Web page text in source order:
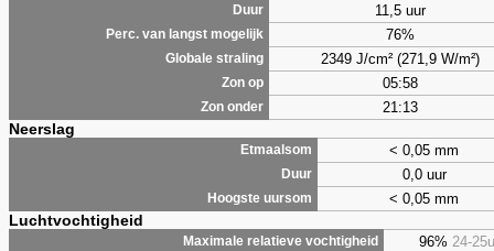
Duur 11,5 uur
Perc. van langst mogelijk 76%
Globale straling 2349 J/cm² (271,9 W/m²)
Zon op 05:58
Zon onder 21:13
Neerslag
Etmaalsom < 0,05 mm
Duur 0,0 uur
Hoogste uursom < 0,05 mm
Luchtvochtigheid
Maximale relatieve vochtigheid 96% 24-25u